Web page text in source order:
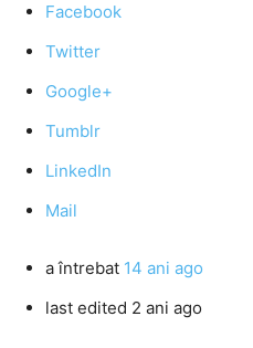
Facebook
Twitter
Google+
Tumblr
LinkedIn
Mail
a întrebat 14 ani ago
last edited 2 ani ago